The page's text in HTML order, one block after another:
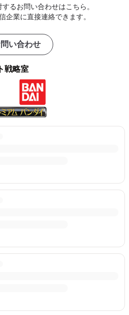
るお問い合わせはこちら。
企業に直接連絡できます。
い合わせ
戦略室